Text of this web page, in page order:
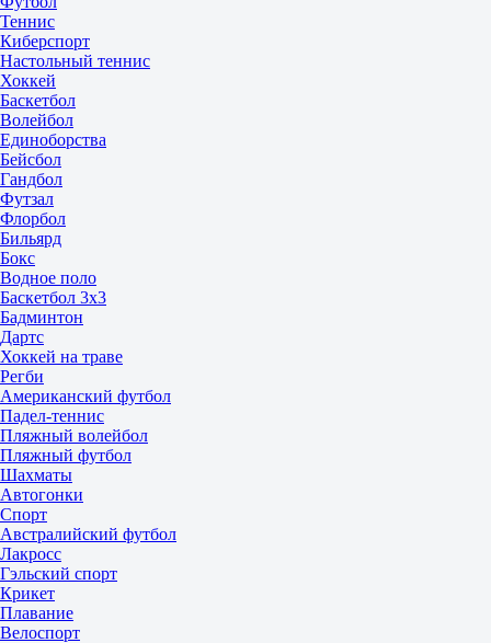
Теннис
Киберспорт
Настольный теннис
Хоккей
Баскетбол
Волейбол
Единоборства
Бейсбол
Гандбол
Футзал
Флорбол
Бильярд
Бокс
Водное поло
Баскетбол 3x3
Бадминтон
Дартс
Хоккей на траве
Регби
Американский футбол
Падел-теннис
Пляжный волейбол
Пляжный футбол
Шахматы
Автогонки
Спорт
Австралийский футбол
Лакросс
Гэльский спорт
Крикет
Плавание
Велоспорт